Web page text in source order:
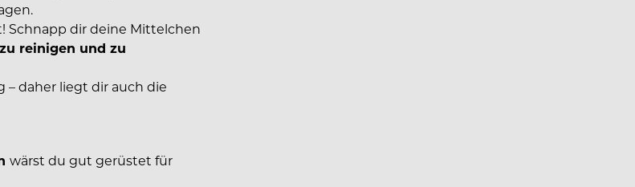
Schnapp dir deine Mittelchen
reinigen und zu
daher liegt dir auch die
wärst du gut gerüstet für